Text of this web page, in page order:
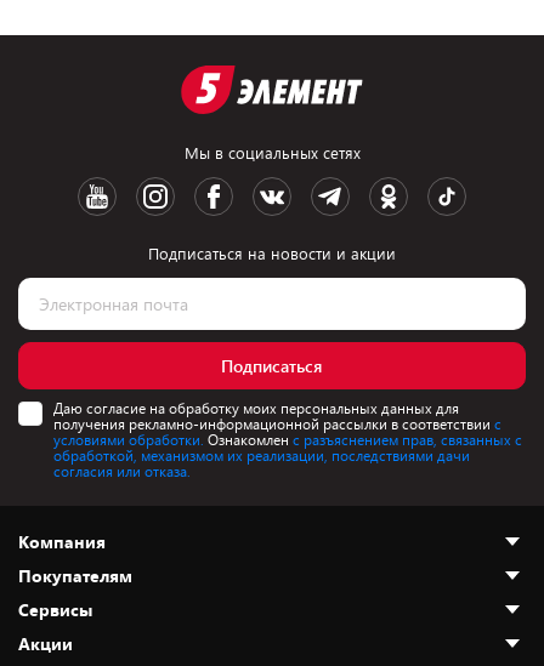
Мы в социальных сетях
Подписаться на новости и акции
Подписаться
Даю согласие на обработку моих персональных данных для
получения рекламно-информационной рассылки в соответствии с
условиями обработки. Ознакомлен с разъяснением прав, связанных с
обработкой, механизмом их реализации, последствиями дачи
согласия или отказа.
Компания
О нас
Адреса магазинов
Новости
Покупателям
Как сделать заказ
Оплата и доставка
Сервисы
Акции